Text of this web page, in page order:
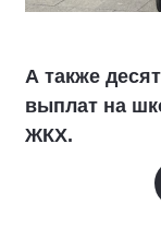
А также
выплат на
ЖКХ.